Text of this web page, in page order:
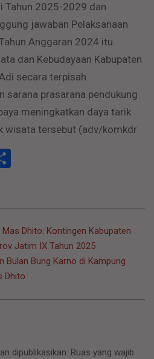
Tahun 2025-2029 dan
jawaban Pelaksanaan
Anggaran 2024 itu.
dan Kebudayaan Kabupaten
secara terpisah
sarana prasarana pendukung
meningkatkan daya tarik
wisata tersebut (adv/komkdr
Mas Dhito: Kontingen Kabupaten
Jatim IX Tahun 2025
Bulan Bung Karno di Kampung
Dhito
dipublikasikan. Ruas yang wajib